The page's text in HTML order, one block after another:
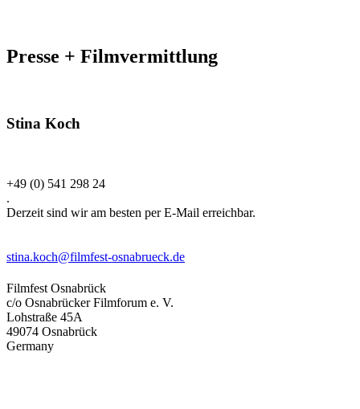
Presse + Filmvermittlung
Stina Koch
+49 (0) 541 298 24
.
Derzeit sind wir am besten per E-Mail erreichbar.
stina.koch@filmfest-osnabrueck.de
Filmfest Osnabrück
c/o Osnabrücker Filmforum e. V.
Lohstraße 45A
49074 Osnabrück
Germany